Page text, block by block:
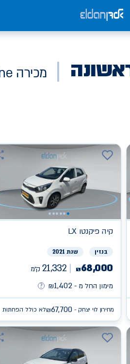
מכירה Online
קיהפיקנטו LX
בנזין שנת 2021
₪68,000
21,332 ק״מ
מימון החל מ -
₪1,402
מחירון לוי יצחק - ₪67,700 לא כולל הפחתות